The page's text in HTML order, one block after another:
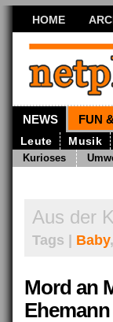
HOME
NEWS FUN
Leute Musik
Kurioses
Aus der
Tags | Baby
Mord an
Ehemann